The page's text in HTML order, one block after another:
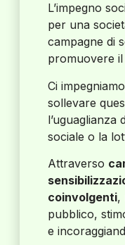
L’impegno
per una
campagne di
promuovere
Ci
sollevare
l’uguaglianza
sociale o la
Attraverso
coinvolgenti,
pubblico,
e